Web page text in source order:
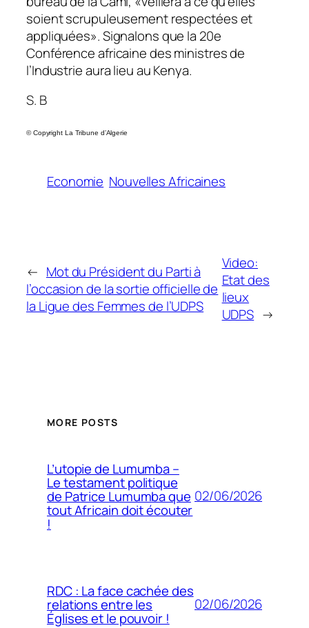
soient scrupuleusement respectées et
appliquées». Signalons que la 20e
Conférence africaine des ministres de
l’Industrie aura lieu au Kenya.
S. B
©Copyright La Tribune d’Algerie
Economie Nouvelles Africaines
← Mot du Président du Parti à
l’occasion de la sortie officielle de
la Ligue des Femmes de l’UDPS
Video:
Etat des
lieux
UDPS →
MORE POSTS
L’utopie de Lumumba –
Le testament politique
de Patrice Lumumba que
tout Africain doit écouter
!
02/06/2026
RDC : La face cachée des
relations entre les
Églises et le pouvoir !
02/06/2026